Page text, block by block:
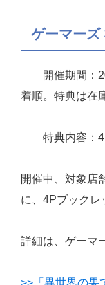
ゲーマー
開催期間：
着順。特典は在
特典内容：
開催中、対象店
に、4Pブックレ
詳細は、ゲーマ
>>「異世界の果